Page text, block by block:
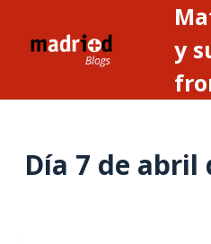
y
Día 7 de abril